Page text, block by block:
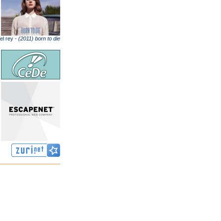
rey - (2011) born to die